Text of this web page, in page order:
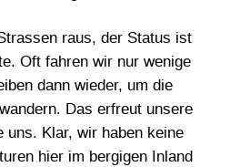
raus, der Status ist
Oft fahren wir nur wenige
dann wieder, um die
Das erfreut unsere
uns. Klar, wir haben keine
hier im bergigen Inland